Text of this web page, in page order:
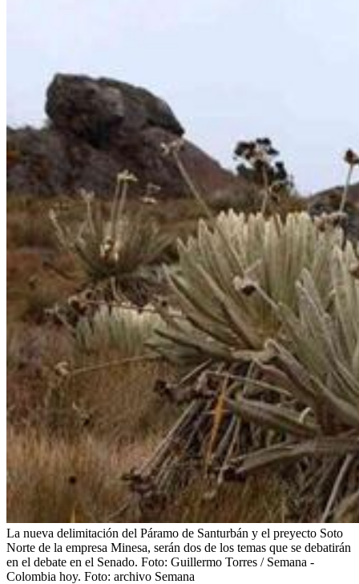
La nueva delimitación del Páramo de Santurbán y el preyecto Soto
Norte de la empresa Minesa, serán dos de los temas que se debatirán
en el debate en el Senado. Foto: Guillermo Torres / Semana -
Colombia hoy. Foto: archivo Semana